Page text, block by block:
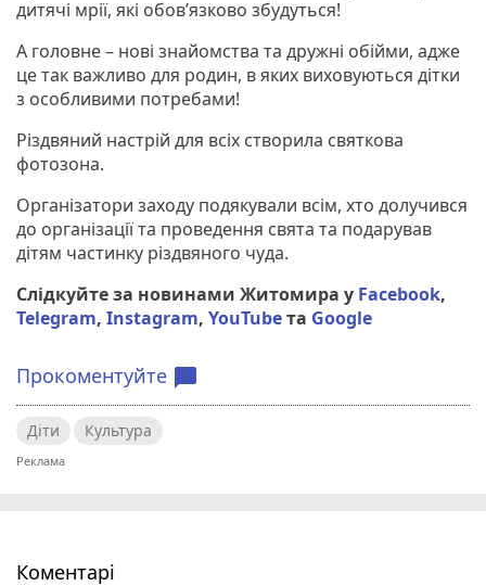
дитячі мрії, які обов’язково збудуться!
А головне – нові знайомства та дружні обійми, адже
це так важливо для родин, в яких виховуються дітки
з особливими потребами!
Різдвяний настрій для всіх створила святкова
фотозона.
Організатори заходу подякували всім, хто долучився
до організації та проведення свята та подарував
дітям частинку різдвяного чуда.
Слідкуйте за новинами Житомира у Facebook,
Telegram, Instagram, YouTubeта Google
Прокоментуйте chat_bubble
Діти Культура
Коментарі